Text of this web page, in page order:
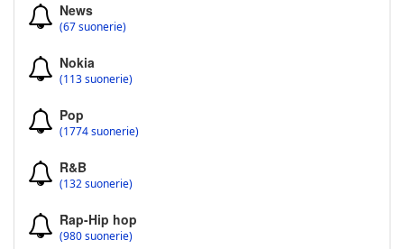
News
(67 suonerie)
Nokia
(113 suonerie)
Pop
(1774 suonerie)
R&B
(132 suonerie)
Rap-Hip hop
(980 suonerie)